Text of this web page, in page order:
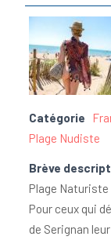
Catégorie
Plage Nudiste
Brève
Plage Naturiste
Pour ceux qui
de Serignan